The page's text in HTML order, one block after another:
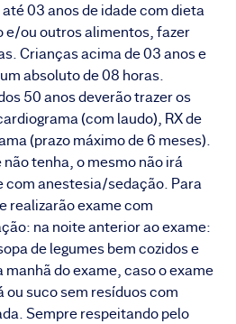
03 anos de idade com dieta
e/ou outros alimentos, fazer
Crianças acima de 03 anos e
absoluto de 08 horas.
50 anos deverão trazer os
(com laudo), RX de
(prazo máximo de 6 meses).
tenha, o mesmo não irá
com anestesia/sedação. Para
realizarão exame com
na noite anterior ao exame:
de legumes bem cozidos e
manhã do exame, caso o exame
ou suco sem resíduos com
Sempre respeitando pelo